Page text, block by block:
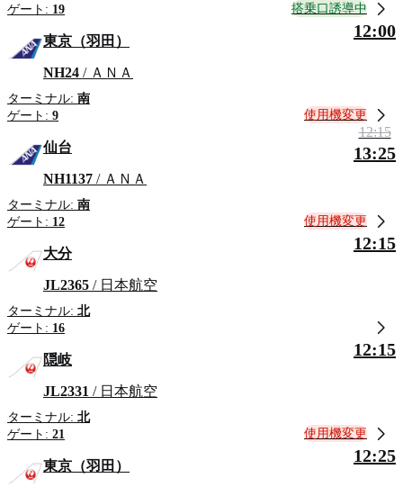
ゲート: 19 搭乗口誘導中
東京（羽田）
NH24 / ＡＮＡ
ターミナル: 南
ゲート: 9
12:00
使用機変更
仙台
NH1137 / ＡＮＡ
ターミナル: 南
ゲート: 12
12:15
13:25
使用機変更
大分
JL2365 / 日本航空
ターミナル: 北
ゲート: 16
12:15
隠岐
JL2331 / 日本航空
ターミナル: 北
ゲート: 21
12:15
使用機変更
東京（羽田）
12:25